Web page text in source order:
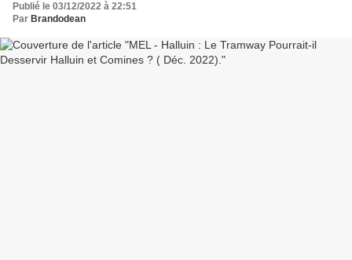
Publié le 03/12/2022 à 22:51
Par Brandodean